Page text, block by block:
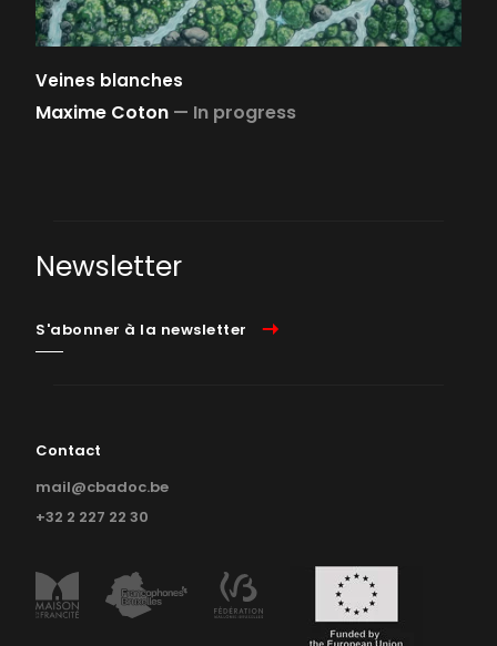
Veines blanches
Maxime Coton — In progress
Newsletter
S'abonner à la newsletter
Contact
mail@cbadoc.be
+32 2 227 22 30